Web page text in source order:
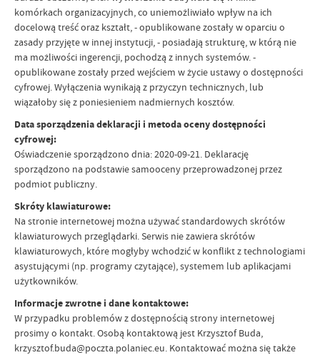
komórkach organizacyjnych, co uniemożliwiało wpływ na ich
docelową treść oraz kształt, - opublikowane zostały w oparciu o
zasady przyjęte w innej instytucji, - posiadają strukturę, w którą nie
ma możliwości ingerencji, pochodzą z innych systemów. -
opublikowane zostały przed wejściem w życie ustawy o dostępności
cyfrowej. Wyłączenia wynikają z przyczyn technicznych, lub
wiązałoby się z poniesieniem nadmiernych kosztów.
Data sporządzenia deklaracji i metoda oceny dostępności
cyfrowej:
Oświadczenie sporządzono dnia: 2020-09-21. Deklarację
sporządzono na podstawie samooceny przeprowadzonej przez
podmiot publiczny.
Skróty klawiaturowe:
Na stronie internetowej można używać standardowych skrótów
klawiaturowych przeglądarki. Serwis nie zawiera skrótów
klawiaturowych, które mogłyby wchodzić w konflikt z technologiami
asystującymi (np. programy czytające), systemem lub aplikacjami
użytkowników.
Informacje zwrotne i dane kontaktowe:
W przypadku problemów z dostępnością strony internetowej
prosimy o kontakt. Osobą kontaktową jest Krzysztof Buda,
krzysztof.buda@poczta.polaniec.eu. Kontaktować można się także